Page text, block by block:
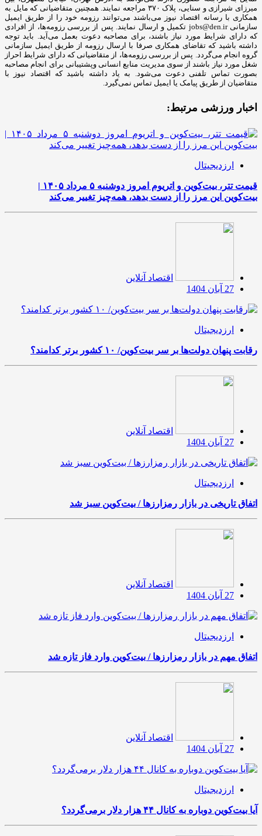
میرزای شیرازی و سنایی، پلاک ۳۷۰ مراجعه نمایند. همچنین متقاضیانی که مایل به
همکاری با رسانه‌ اقتصاد نیوز می‌باشند می‌توانند رزومه خود را از طریق ایمیل
سازمانی jobs@den.ir تکمیل و ارسال نمایند. پس از بررسی رزومه‌ها، از افرادی
که دارای شرایط مورد نیاز باشند، برای مصاحبه دعوت بعمل می‌آید. باید توجه
داشته باشید که تقاضای همکاری صرفا با ارسال رزومه از طریق ایمیل سازمانی
گروه انجام می‌گردد. پس از بررسی رزومه‌ها، از متقاضیانی که دارای شرایط احراز
شغل مورد نیاز باشند از سوی مدیریت منابع انسانی وپشتیبانی برای انجام مصاحبه
بصورت تماس تلفنی دعوت می‌شود. به یاد داشته باشید که اقتصاد نیوز با
متقاضیان از طریق پیامک یا ایمیل تماس نمی‌گیرد.
اخبار ورزشی مرتبط:
ارزدیجیتال
قیمت تتر، بیت‌کوین و اتریوم امروز دوشنبه ۵ مرداد ۱۴۰۵ |
بیت‌کوین این مرز را از دست بدهد، همه‌چیز تغییر می‌کند
اقتصاد آنلاین
27 آبان 1404
ارزدیجیتال
رقابت پنهان دولت‌ها بر سر بیت‌کوین/ ۱۰ کشور برتر کدامند؟
اقتصاد آنلاین
27 آبان 1404
ارزدیجیتال
اتفاق تاریخی در بازار رمزارزها / بیت‌کوین سبز شد
اقتصاد آنلاین
27 آبان 1404
ارزدیجیتال
اتفاق مهم در بازار رمزارزها / بیت‌کوین وارد فاز تازه شد
اقتصاد آنلاین
27 آبان 1404
ارزدیجیتال
آیا بیت‌کوین دوباره به کانال ۴۴ هزار دلار برمی‌گردد؟